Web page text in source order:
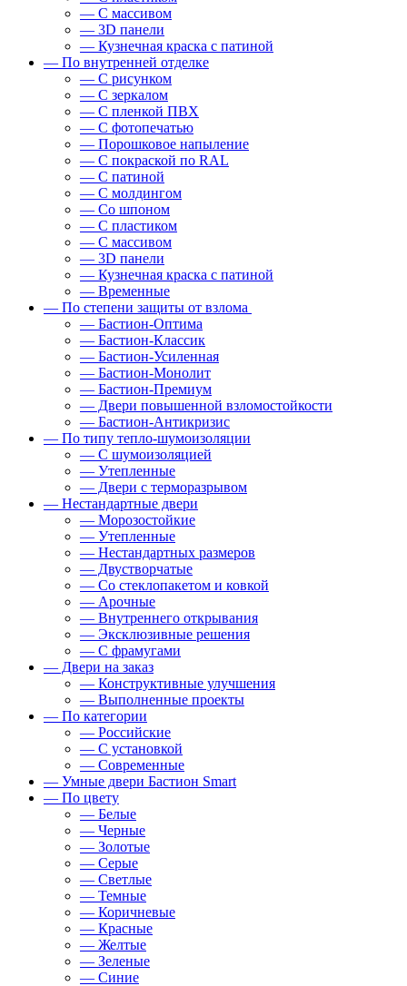
— С массивом
— 3D панели
— Кузнечная краска с патиной
— По внутренней отделке
— С рисунком
— С зеркалом
— С пленкой ПВХ
— С фотопечатью
— Порошковое напыление
— С покраской по RAL
— С патиной
— С молдингом
— Со шпоном
— С пластиком
— С массивом
— 3D панели
— Кузнечная краска с патиной
— Временные
— По степени защиты от взлома
— Бастион-Оптима
— Бастион-Классик
— Бастион-Усиленная
— Бастион-Монолит
— Бастион-Премиум
— Двери повышенной взломостойкости
— Бастион-Антикризис
— По типу тепло-шумоизоляции
— С шумоизоляцией
— Утепленные
— Двери с терморазрывом
— Нестандартные двери
— Морозостойкие
— Утепленные
— Нестандартных размеров
— Двустворчатые
— Со стеклопакетом и ковкой
— Арочные
— Внутреннего открывания
— Эксклюзивные решения
— С фрамугами
— Двери на заказ
— Конструктивные улучшения
— Выполненные проекты
— По категории
— Российские
— С установкой
— Современные
— Умные двери Бастион Smart
— По цвету
— Белые
— Черные
— Золотые
— Серые
— Светлые
— Темные
— Коричневые
— Красные
— Желтые
— Зеленые
— Синие